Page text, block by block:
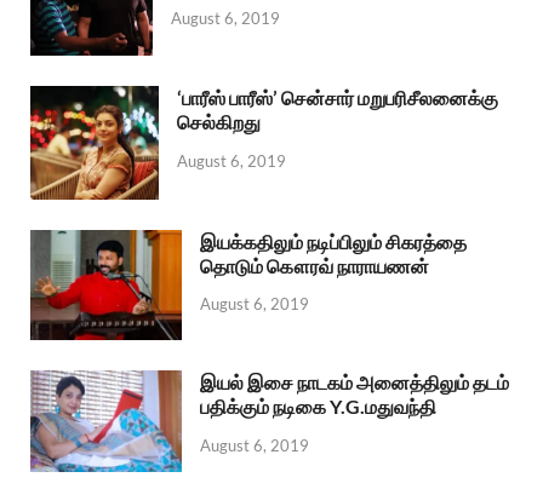
August 6, 2019
‘பாரீஸ் பாரீஸ்’ சென்சார் மறுபரிசீலனைக்கு
செல்கிறது
August 6, 2019
இயக்கதிலும் நடிப்பிலும் சிகரத்தை
தொடும் கௌரவ் நாராயணன்
August 6, 2019
இயல் இசை நாடகம் அனைத்திலும் தடம்
பதிக்கும் நடிகை Y.G.மதுவந்தி
August 6, 2019